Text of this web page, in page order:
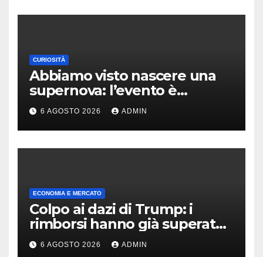
CURIOSITÀ
Abbiamo visto nascere una
supernova: l’evento è
rarissimo
6 AGOSTO 2026 ADMIN
ECONOMIA E MERCATO
Colpo ai dazi di Trump: i
rimborsi hanno già superato i
100 miliardi di dollari
6 AGOSTO 2026 ADMIN